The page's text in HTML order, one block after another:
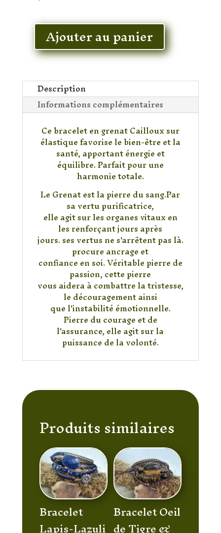
En stock
quantité
Bracelet
Cailloux
Ajouter au panier
Description
Informations complémentaires
Ce bracelet en grenat Cailloux sur
élastique favorise le bien-être et la
santé, apportant énergie et
équilibre. Parfait pour une
harmonie totale.
Le Grenat est la pierre du sang.Par
sa vertu purificatrice,
elle agit sur les organes vitaux en
les renforçant jours après
jours. ses vertus ne s'arrêtent pas là.
procure ancrage et
confiance en soi. Véritable pierre de
passion, cette pierre
vous aidera à combattre la tristesse,
le découragement ainsi
que l'instabilité émotionnelle.
Pierre du courage et de
l'assurance, elle agit sur la
puissance de la volonté.
Produits similaires
Bracelet Bracelet Oeil